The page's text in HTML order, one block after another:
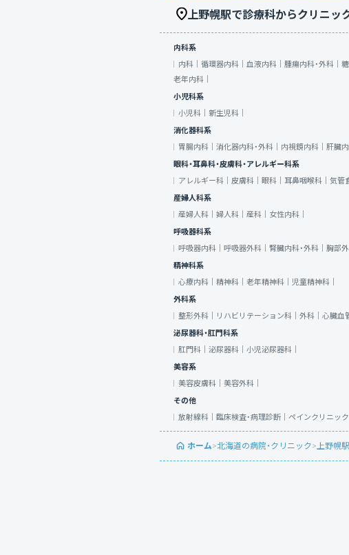
上野幌駅で診療科からクリニッ
内科系
内科｜ 循環器内科｜ 血液内科｜ 腫瘍内科・外科｜
老年内科｜
小児科系
小児科｜ 新生児科｜
消化器科系
胃腸内科｜ 消化器内科・外科｜ 内視鏡内科｜ 肝臓内
眼科・耳鼻科・皮膚科・アレルギー科系
アレルギー科｜ 皮膚科｜ 眼科｜ 耳鼻咽喉科｜ 気管
産婦人科系
産婦人科｜ 婦人科｜ 産科｜ 女性内科｜
呼吸器科系
呼吸器内科｜ 呼吸器外科｜ 腎臓内科・外科｜ 胸部外
精神科系
心療内科｜ 精神科｜ 老年精神科｜ 児童精神科｜
外科系
整形外科｜
リハビリテーション科｜ 外科｜ 心臓血
泌尿器科・肛門科系
肛門科｜ 泌尿器科｜ 小児泌尿器科｜
美容系
美容皮膚科｜ 美容外科｜
その他
放射線科｜ 臨床検査・病理診断｜ ペインクリニック
ホーム>北海道の病院・クリニック>上野幌